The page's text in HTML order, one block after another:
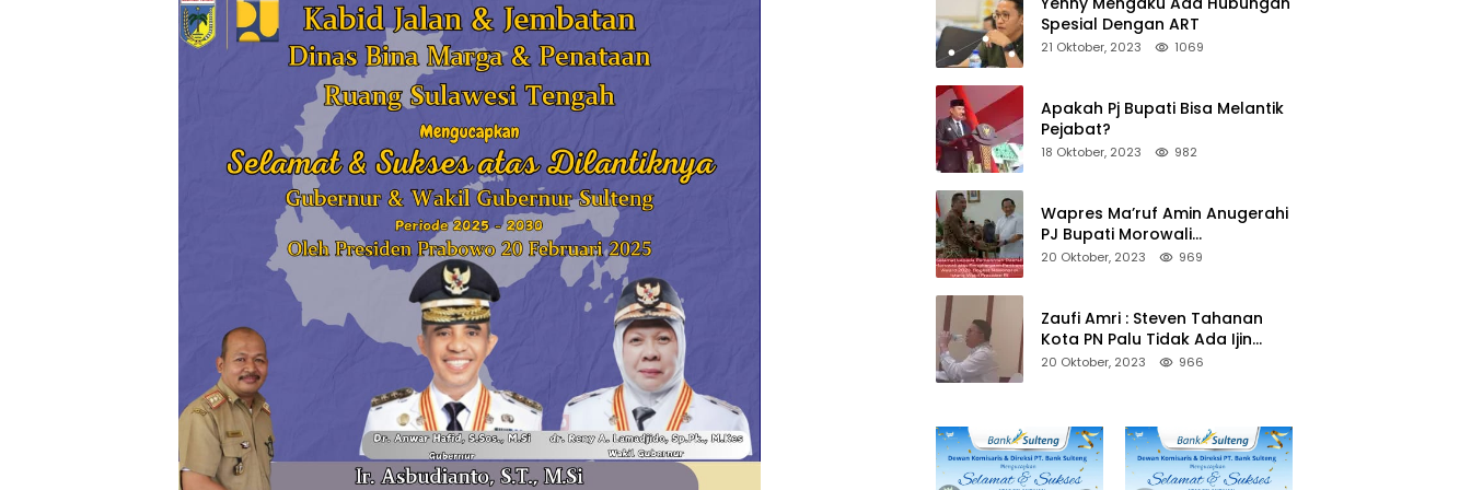
Spesial Dengan ART
21 Oktober, 2023 1069
Apakah Pj Bupati Bisa Melantik
Pejabat?
18 Oktober, 2023 982
Wapres Ma’ruf Amin Anugerahi
PJ Bupati Morowali
Penghargaan Paritrana Award
20 Oktober, 2023 969
Zaufi Amri : Steven Tahanan
Kota PN Palu Tidak Ada Ijin
Keluar Kota
20 Oktober, 2023 966